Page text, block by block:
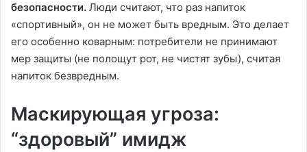
безопасности. Люди считают, что раз напиток
«спортивный», он не может быть вредным. Это делает
его особенно коварным: потребители не принимают
мер защиты (не полощут рот, не чистят зубы), считая
напиток безвредным.
Маскирующая угроза:
“здоровый” имидж